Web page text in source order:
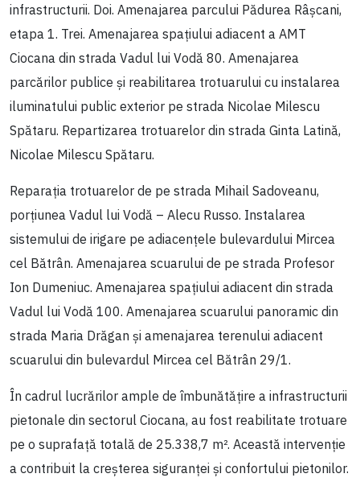
infrastructurii. Doi. Amenajarea parcului Pădurea Râșcani,
etapa 1. Trei. Amenajarea spațiului adiacent a AMT
Ciocana din strada Vadul lui Vodă 80. Amenajarea
parcărilor publice și reabilitarea trotuarului cu instalarea
iluminatului public exterior pe strada Nicolae Milescu
Spătaru. Repartizarea trotuarelor din strada Ginta Latină,
Nicolae Milescu Spătaru.
Reparația trotuarelor de pe strada Mihail Sadoveanu,
porțiunea Vadul lui Vodă – Alecu Russo. Instalarea
sistemului de irigare pe adiacențele bulevardului Mircea
cel Bătrân. Amenajarea scuarului de pe strada Profesor
Ion Dumeniuc. Amenajarea spațiului adiacent din strada
Vadul lui Vodă 100. Amenajarea scuarului panoramic din
strada Maria Drăgan și amenajarea terenului adiacent
scuarului din bulevardul Mircea cel Bătrân 29/1.
În cadrul lucrărilor ample de îmbunătățire a infrastructurii
pietonale din sectorul Ciocana, au fost reabilitate trotuare
pe o suprafață totală de 25.338,7 m². Această intervenție
a contribuit la creșterea siguranței și confortului pietonilor.